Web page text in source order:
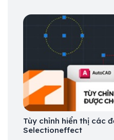
Tùy chỉnh hiển thị các
Selectioneffect